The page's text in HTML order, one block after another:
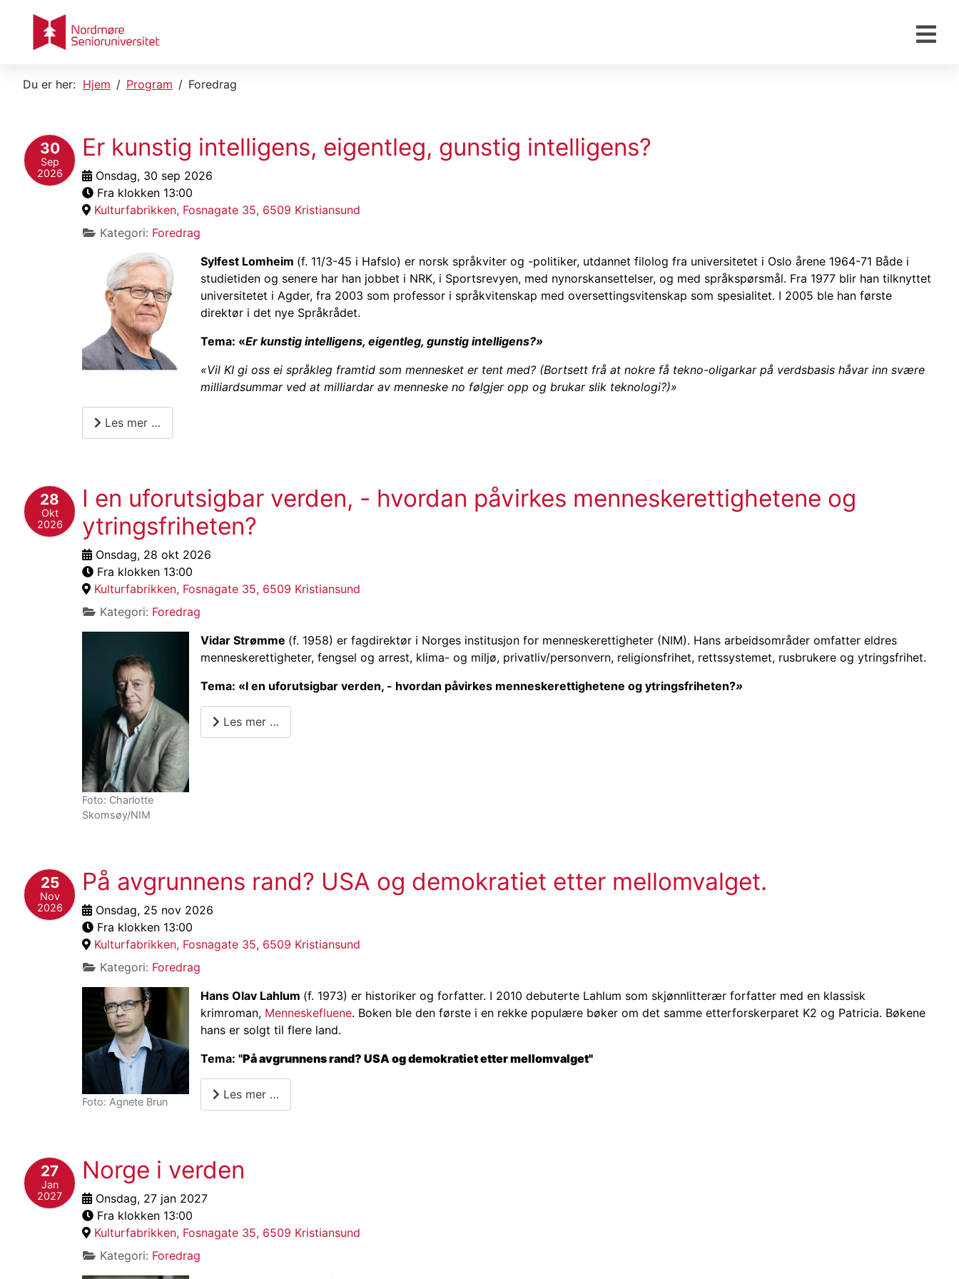
Du er her: Hjem Program Foredrag
30
Sep
2026
Er kunstig intelligens, eigentleg, gunstig intelligens?
Onsdag, 30 sep 2026
Fra klokken 13:00
Kulturfabrikken, Fosnagate 35, 6509 Kristiansund
Kategori: Foredrag
Sylfest Lomheim (f. 11/3-45 i Hafslo) er norsk språkviter og -politiker, utdannet filolog fra universitetet i Oslo årene 1964-71 Både i
studietiden og senere har han jobbet i NRK, i Sportsrevyen, med nynorskansettelser, og med språkspørsmål. Fra 1977 blir han tilknyttet
universitetet i Agder, fra 2003 som professor i språkvitenskap med oversettingsvitenskap som spesialitet. I 2005 ble han første
direktør i det nye Språkrådet.
Tema: «Er kunstig intelligens, eigentleg, gunstig intelligens?»
«Vil KI gi oss ei språkleg framtid som mennesket er tent med? (Bortsett frå at nokre få tekno-oligarkar på verdsbasis håvar inn svære
milliardsummar ved at milliardar av menneske no følgjer opp og brukar slik teknologi?)»
Les mer …
28
Okt
2026
I en uforutsigbar verden, - hvordan påvirkes menneskerettighetene og
ytringsfriheten?
Onsdag, 28 okt 2026
Fra klokken 13:00
Kulturfabrikken, Fosnagate 35, 6509 Kristiansund
Kategori: Foredrag
Foto: Charlotte
Skomsøy/NIM
Vidar Strømme (f. 1958) er fagdirektør i Norges institusjon for menneskerettigheter (NIM). Hans arbeidsområder omfatter eldres
menneskerettigheter, fengsel og arrest, klima- og miljø, privatliv/personvern, religionsfrihet, rettssystemet, rusbrukere og ytringsfrihet.
Tema: «I en uforutsigbar verden, - hvordan påvirkes menneskerettighetene og ytringsfriheten?»
Les mer …
25
Nov
2026
På avgrunnens rand? USA og demokratiet etter mellomvalget.
Onsdag, 25 nov 2026
Fra klokken 13:00
Kulturfabrikken, Fosnagate 35, 6509 Kristiansund
Kategori: Foredrag
Foto: Agnete Brun
Hans Olav Lahlum (f. 1973) er historiker og forfatter. I 2010 debuterte Lahlum som skjønnlitterær forfatter med en klassisk
krimroman, Menneskefluene. Boken ble den første i en rekke populære bøker om det samme etterforskerparet K2 og Patricia. Bøkene
hans er solgt til flere land.
Tema: "På avgrunnens rand? USA og demokratiet etter mellomvalget"
Les mer …
27
Jan
2027
Norge i verden
Onsdag, 27 jan 2027
Fra klokken 13:00
Kulturfabrikken, Fosnagate 35, 6509 Kristiansund
Kategori: Foredrag